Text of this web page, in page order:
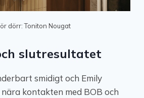
dörr: Toniton Nougat
slutresultatet
smidigt och Emily
kontakten med BOB och